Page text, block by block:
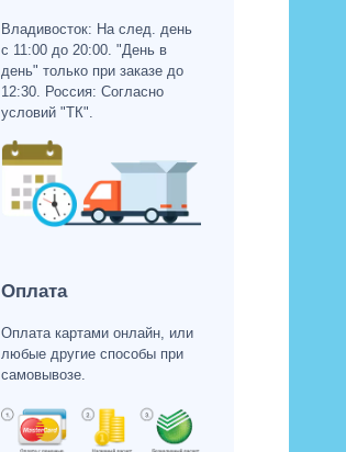
Владивосток: На след. день
с 11:00 до 20:00. "День в
день" только при заказе до
12:30. Россия: Согласно
условий "ТК".
Оплата
Оплата картами онлайн, или
любые другие способы при
самовывозе.